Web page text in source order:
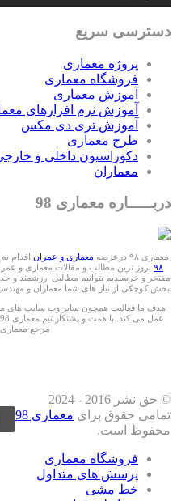
دسترسی سریع
پروژه معماری
فروشگاه معماری
آموزش معماری
آموزش نرم افزارهای
آموزش تری دی مکس
طرح معماری
دکوراسیون داخلی و
معماران
دربـــــاره معماری 98
معماری ۹۸ درعرصه معماری و عمران اقدام
۹۸ بروز ترین مطالب و مقالات معماری و
مفتخر و خرسندیم بتوانیم مطالبی ارزشمند و
بخش کوچکی از نیاز های شما معماران و
مرجع معماری
© حق نشر 2016 - 2024
تمامی حقوق برای معماری 98
محفوظ است.
فروشگاه معماری
پرسش های متداول
خط مشی